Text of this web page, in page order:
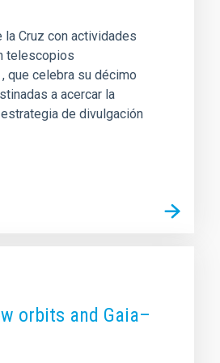
Cruz con actividades
telescopios
que celebra su décimo
a acercar la
de divulgación
orbits and Gaia–